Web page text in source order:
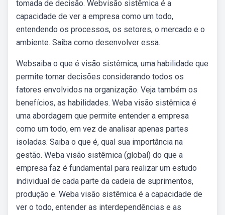
tomada de decisão. Webvisão sistêmica é a
capacidade de ver a empresa como um todo,
entendendo os processos, os setores, o mercado e o
ambiente. Saiba como desenvolver essa.
Websaiba o que é visão sistêmica, uma habilidade que
permite tomar decisões considerando todos os
fatores envolvidos na organização. Veja também os
benefícios, as habilidades. Weba visão sistêmica é
uma abordagem que permite entender a empresa
como um todo, em vez de analisar apenas partes
isoladas. Saiba o que é, qual sua importância na
gestão. Weba visão sistêmica (global) do que a
empresa faz é fundamental para realizar um estudo
individual de cada parte da cadeia de suprimentos,
produção e. Weba visão sistêmica é a capacidade de
ver o todo, entender as interdependências e as